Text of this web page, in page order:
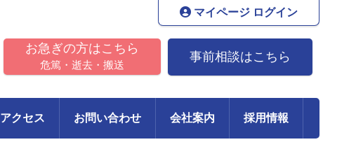
マイページ ログイン
お急ぎの方はこちら
危篤・逝去・搬送
事前相談はこちら
アクセス お問い合わせ 会社案内 採用情報